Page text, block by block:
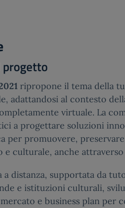
progetto
ripropone il tema della
adattandosi al contesto
virtuale. La
a progettare soluzioni
per promuovere,
culturale, anche
a distanza, supportata da
e istituzioni culturali,
e business plan per